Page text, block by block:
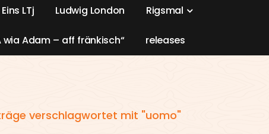
Eins LTj Ludwig London Rigsmal
wia Adam – aff fränkisch“ releases
verschlagwortet mit "uomo"